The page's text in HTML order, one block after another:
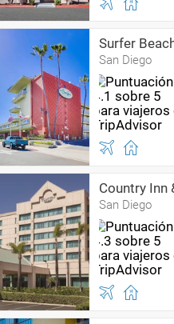
Surfer
San Diego
Country Inn
San Diego